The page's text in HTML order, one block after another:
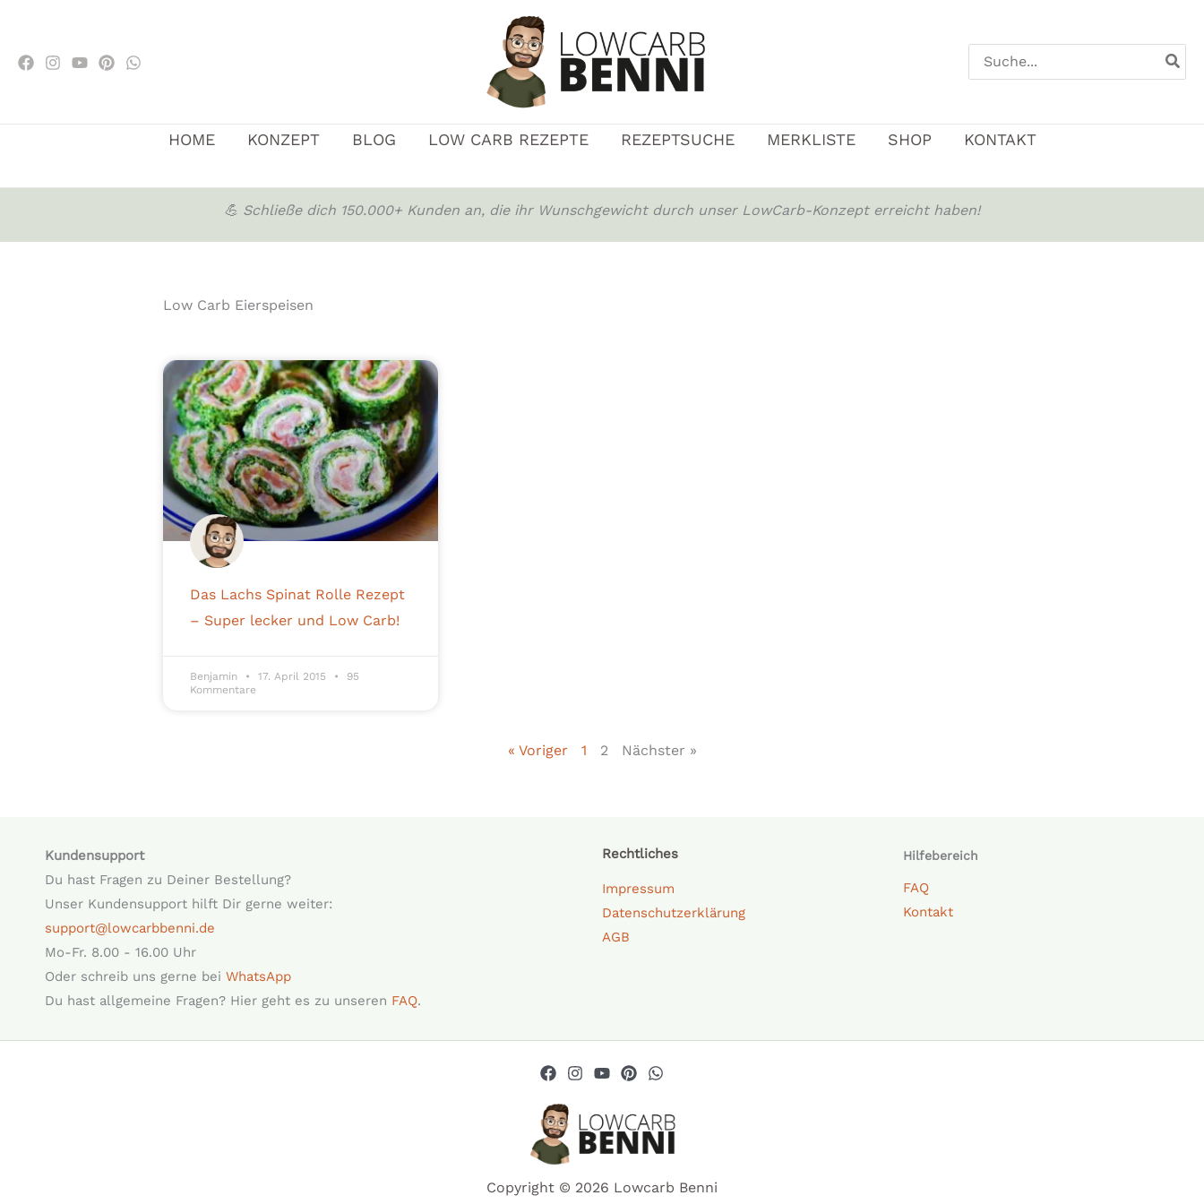
springen
Search
for:
HOME KONZEPT BLOG LOW CARB REZEPTE REZEPTSUCHE MERKLISTE SHOP KONTAKT
💪 Schließe dich 150.000+ Kunden an, die ihr Wunschgewicht durch unser LowCarb-Konzept erreicht haben!
Low Carb Eierspeisen
Das Lachs Spinat Rolle Rezept
– Super lecker und Low Carb!
Benjamin 17. April 2015
95
Kommentare
« Voriger 1 2 Nächster »
Kundensupport
Du hast Fragen zu Deiner Bestellung?
Unser Kundensupport hilft Dir gerne weiter:
support@lowcarbbenni.de
Mo-Fr. 8.00 - 16.00 Uhr
Oder schreib uns gerne bei WhatsApp
Du hast allgemeine Fragen? Hier geht es zu unseren FAQ.
Rechtliches
Impressum
Datenschutzerklärung
AGB
Hilfebereich
FAQ
Kontakt
Copyright © 2026 Lowcarb Benni